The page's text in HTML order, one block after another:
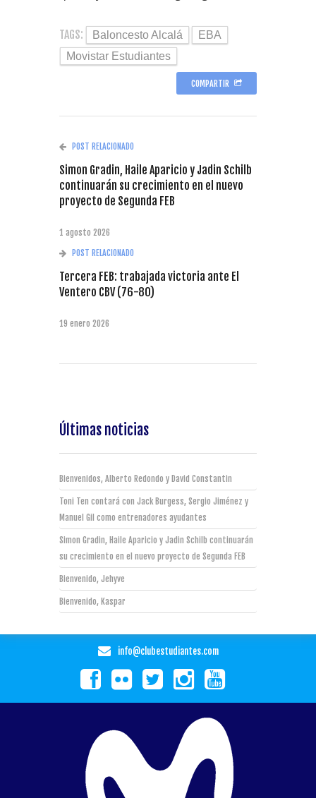
TAGS: Baloncesto Alcalá
EBA
Movistar Estudiantes
COMPARTIR
POST RELACIONADO
Simon Gradin, Haile Aparicio y Jadin Schilb
continuarán su crecimiento en el nuevo
proyecto de Segunda FEB
1 agosto 2026
POST RELACIONADO
Tercera FEB: trabajada victoria ante El
Ventero CBV (76-80)
19 enero 2026
Últimas noticias
Bienvenidos, Alberto Redondo y David Constantin
Toni Ten contará con Jack Burgess, Sergio Jiménez y
Manuel Gil como entrenadores ayudantes
Simon Gradin, Haile Aparicio y Jadin Schilb continuarán
su crecimiento en el nuevo proyecto de Segunda FEB
Bienvenido, Jehyve
Bienvenido, Kaspar
info@clubestudiantes.com